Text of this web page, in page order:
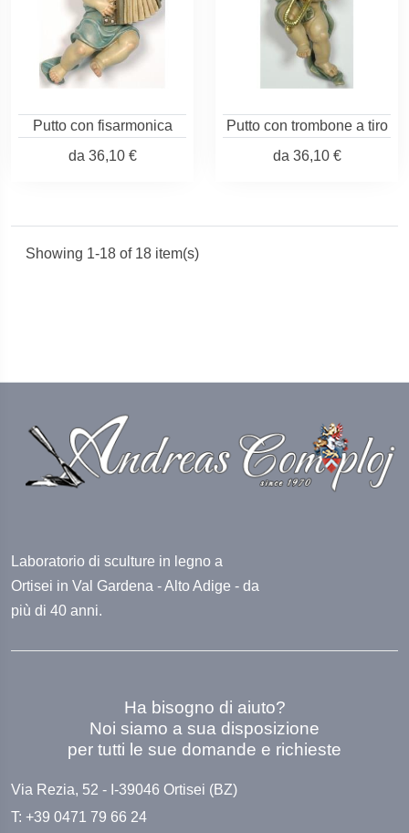
Putto con fisarmonica
da 36,10 €
Putto con trombone a tiro
da 36,10 €
Showing 1-18 of 18 item(s)
Laboratorio di sculture in legno a
Ortisei in Val Gardena - Alto Adige - da
più di 40 anni.
Ha bisogno di aiuto?
Noi siamo a sua disposizione
per tutti le sue domande e richieste
Via Rezia, 52 - I-39046 Ortisei (BZ)
T: +39 0471 79 66 24